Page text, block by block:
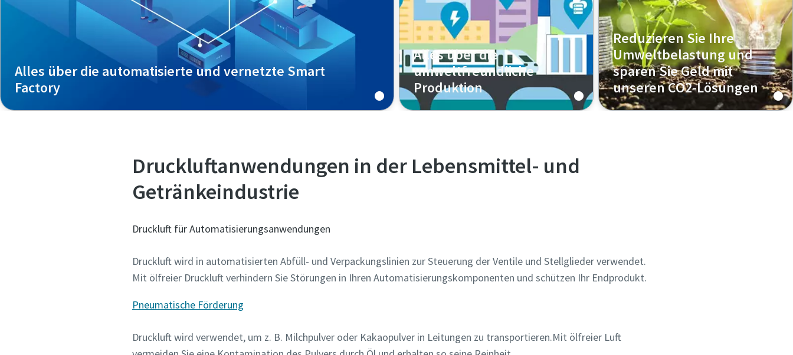
Alles über die
umweltfreundliche
Produktion
Reduzieren Sie Ihre
Umweltbelastung und
sparen Sie Geld mit
unseren CO2-Lösungen
Unsere ölfreien CO2-Lösungen sind
bieten auch Kompressoren für
große CO2-Durchflussmengen an.
Alles über die automatisierte und vernetzte Smart
Factory
Druckluftanwendungen in der Lebensmittel- und
Getränkeindustrie
Druckluft für Automatisierungsanwendungen
Druckluft wird in automatisierten Abfüll- und Verpackungslinien zur Steuerung der Ventile und Stellglieder verwendet.
Mit ölfreier Druckluft verhindern Sie Störungen in Ihren Automatisierungskomponenten und schützen Ihr Endprodukt.
Pneumatische Förderung
Druckluft wird verwendet, um z. B. Milchpulver oder Kakaopulver in Leitungen zu transportieren.Mit ölfreier Luft